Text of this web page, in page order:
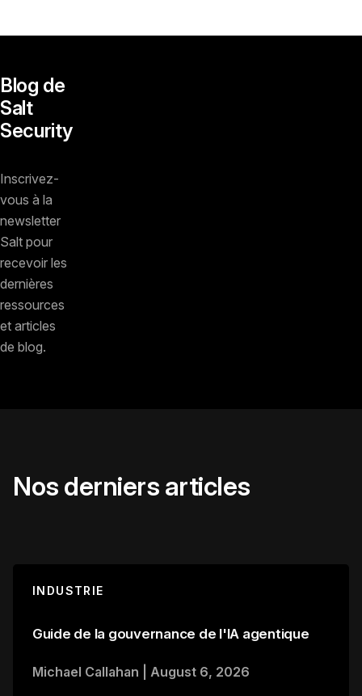
Blog de
Salt
Security
Inscrivez-
vous à la
newsletter
Salt pour
recevoir les
dernières
ressources
et articles
de blog.
Nos derniers articles
INDUSTRIE
Guide de la gouvernance de l'IA agentique
Michael Callahan August 6, 2026